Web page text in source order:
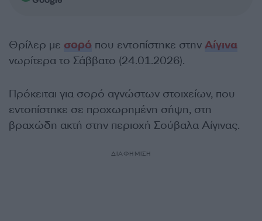
Θρίλερ με σορό που εντοπίστηκε στην Αίγινα
νωρίτερα το Σάββατο (24.01.2026).
Πρόκειται για σορό αγνώστων στοιχείων, που
εντοπίστηκε σε προχωρημένη σήψη, στη
βραχώδη ακτή στην περιοχή Σούβαλα Αίγινας.
ΔΙΑΦΗΜΙΣΗ